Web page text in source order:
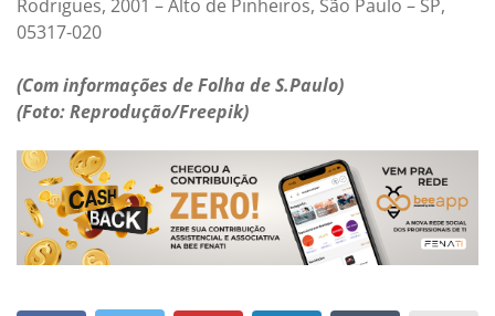
Rodrigues, 2001 – Alto de Pinheiros, São Paulo – SP,
05317-020
(Com informações de Folha de S.Paulo)
(Foto: Reprodução/Freepik)